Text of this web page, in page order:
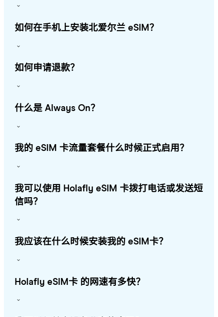
如何在手机上安装北爱尔兰 eSIM？
如何申请退款？
什么是 Always On？
我的 eSIM 卡流量套餐什么时候正式启用？
我可以使用 Holafly eSIM 卡拨打电话或发送短
信吗？
我应该在什么时候安装我的 eSIM卡？
Holafly eSIM卡 的网速有多快？